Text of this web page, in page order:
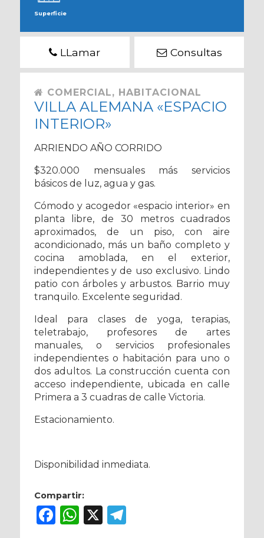
Superficie
LLamar Consultas
COMERCIAL, HABITACIONAL
VILLA ALEMANA «ESPACIO
INTERIOR»
ARRIENDO AÑO CORRIDO
$320.000 mensuales más servicios
básicos de luz, agua y gas.
Cómodo y acogedor «espacio interior» en
planta libre, de 30 metros cuadrados
aproximados, de un piso, con aire
acondicionado, más un baño completo y
cocina amoblada, en el exterior,
independientes y de uso exclusivo. Lindo
patio con árboles y arbustos. Barrio muy
tranquilo. Excelente seguridad.
Ideal para clases de yoga, terapias,
teletrabajo, profesores de artes
manuales, o servicios profesionales
independientes o habitación para uno o
dos adultos. La construcción cuenta con
acceso independiente, ubicada en calle
Primera a 3 cuadras de calle Victoria.
Estacionamiento.
Disponibilidad inmediata.
Compartir:
Facebook
WhatsApp
X Telegram